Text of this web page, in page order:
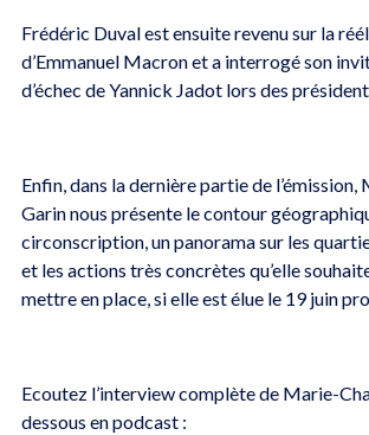
Frédéric Duval est ensuite revenu sur la
d’Emmanuel Macron et a interrogé son
d’échec de Yannick Jadot lors des
Enfin, dans la dernière partie de
Garin nous présente le contour
circonscription, un panorama sur les
et les actions très concrètes qu’elle
mettre en place, si elle est élue le 19 juin
Ecoutez l’interview complète de Marie-
dessous en podcast :